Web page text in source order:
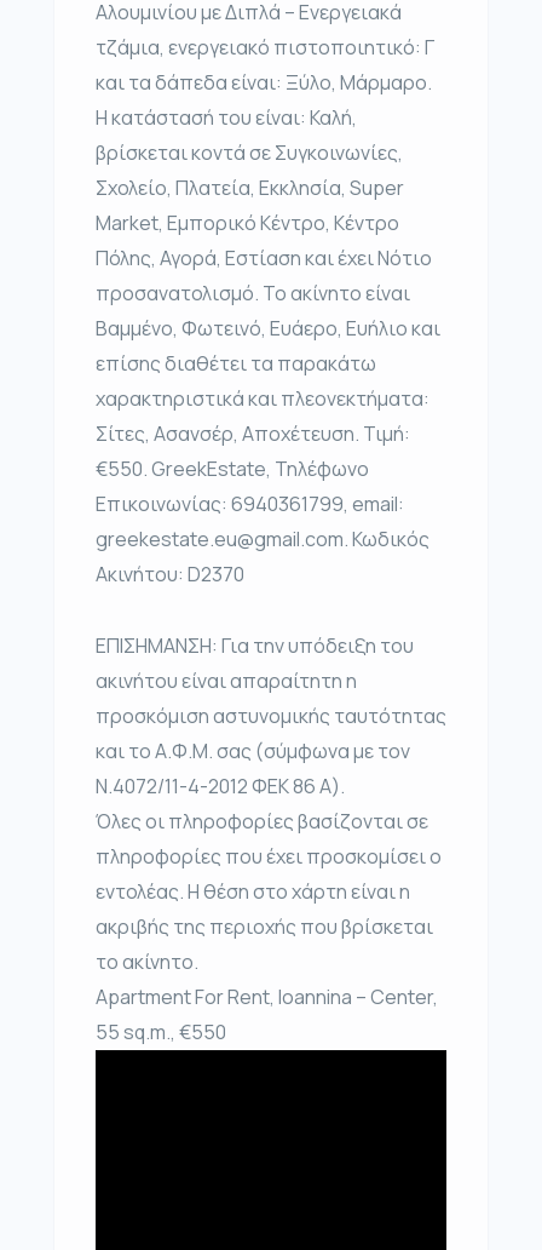
Αλουμινίου με Διπλά – Ενεργειακά
τζάμια, ενεργειακό πιστοποιητικό: Γ
και τα δάπεδα είναι: Ξύλο, Μάρμαρο.
Η κατάστασή του είναι: Καλή,
βρίσκεται κοντά σε Συγκοινωνίες,
Σχολείο, Πλατεία, Εκκλησία, Super
Market, Εμπορικό Κέντρο, Κέντρο
Πόλης, Αγορά, Εστίαση και έχει Νότιο
προσανατολισμό. Το ακίνητο είναι
Βαμμένο, Φωτεινό, Ευάερο, Ευήλιο και
επίσης διαθέτει τα παρακάτω
χαρακτηριστικά και πλεονεκτήματα:
Σίτες, Ασανσέρ, Αποχέτευση. Τιμή:
€550. GreekEstate, Τηλέφωνο
Επικοινωνίας: 6940361799, email:
greekestate.eu@gmail.com. Κωδικός
Ακινήτου: D2370
ΕΠΙΣΗΜΑΝΣΗ: Για την υπόδειξη του
ακινήτου είναι απαραίτητη η
προσκόμιση αστυνομικής ταυτότητας
και το Α.Φ.Μ. σας (σύμφωνα με τον
Ν.4072/11-4-2012 ΦΕΚ 86 Α).
Όλες οι πληροφορίες βασίζονται σε
πληροφορίες που έχει προσκομίσει ο
εντολέας. Η θέση στο χάρτη είναι η
ακριβής της περιοχής που βρίσκεται
το ακίνητο.
Apartment For Rent, Ioannina – Center,
55 sq.m., €550